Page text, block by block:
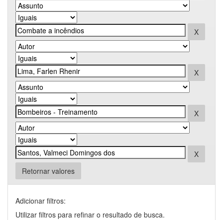
Retornar valores
Adicionar filtros:
Utilizar filtros para refinar o resultado de busca.